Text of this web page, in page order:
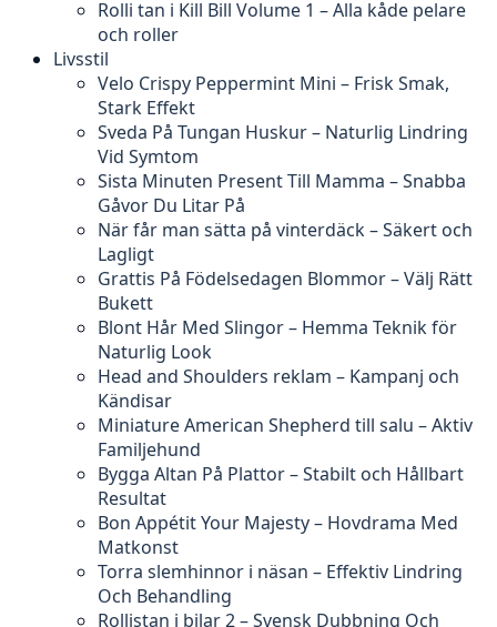
Rolli tan i Kill Bill Volume 1 – Alla kåde pelare
och roller
Livsstil
Velo Crispy Peppermint Mini – Frisk Smak,
Stark Effekt
Sveda På Tungan Huskur – Naturlig Lindring
Vid Symtom
Sista Minuten Present Till Mamma – Snabba
Gåvor Du Litar På
När får man sätta på vinterdäck – Säkert och
Lagligt
Grattis På Födelsedagen Blommor – Välj Rätt
Bukett
Blont Hår Med Slingor – Hemma Teknik för
Naturlig Look
Head and Shoulders reklam – Kampanj och
Kändisar
Miniature American Shepherd till salu – Aktiv
Familjehund
Bygga Altan På Plattor – Stabilt och Hållbart
Resultat
Bon Appétit Your Majesty – Hovdrama Med
Matkonst
Torra slemhinnor i näsan – Effektiv Lindring
Och Behandling
Rollistan i bilar 2 – Svensk Dubbning Och